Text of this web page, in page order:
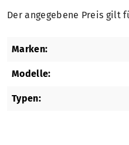
Der angegebene Preis gilt
Marken:
Modelle:
Typen: